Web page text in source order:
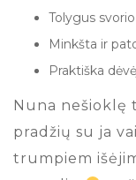
Tolygus
Minkšta ir
Praktiška
Nuna nešioklę
pradžių su ja
trumpiem